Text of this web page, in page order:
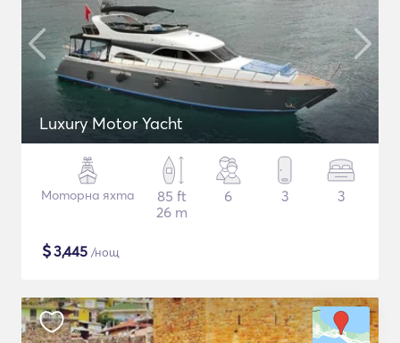
Luxury Motor Yacht
Моторна яхта
85 ft
26 m
6 3 3
$3,445 /нощ